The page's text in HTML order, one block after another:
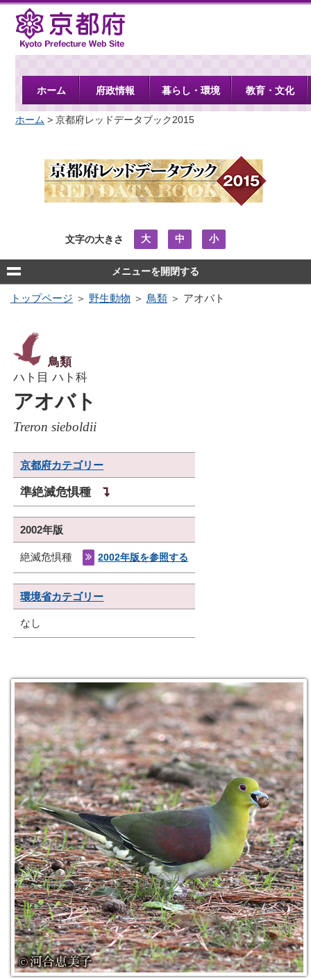
京都府
ホーム 府政情報 暮らし・環境 教育・文化
ホーム > 京都府レッドデータブック2015
文字の大きさ 大 中 小
メニューを開閉する
トップページ ＞ 野生動物 ＞ 鳥類 ＞ アオバト
鳥類
ハト目 ハト科
アオバト
Treron sieboldii
京都府カテゴリー
準絶滅危惧種
2002年版
絶滅危惧種 2002年版を参照する
環境省カテゴリー
なし